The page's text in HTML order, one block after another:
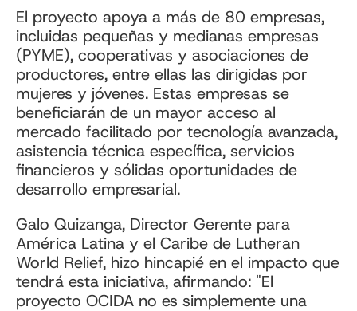
El proyecto apoya a más de 80 empresas,
incluidas pequeñas y medianas empresas
(PYME), cooperativas y asociaciones de
productores, entre ellas las dirigidas por
mujeres y jóvenes. Estas empresas se
beneficiarán de un mayor acceso al
mercado facilitado por tecnología avanzada,
asistencia técnica específica, servicios
financieros y sólidas oportunidades de
desarrollo empresarial.
Galo Quizanga, Director Gerente para
América Latina y el Caribe de Lutheran
World Relief, hizo hincapié en el impacto que
tendrá esta iniciativa, afirmando: "El
proyecto OCIDA no es simplemente una